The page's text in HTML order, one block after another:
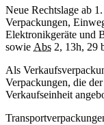
Neue Rechtslage ab
Verpackungen,
Elektronikgeräte und
sowie Abs 2, 13h, 29
Als
Verpackungen, die
Verkaufseinheit